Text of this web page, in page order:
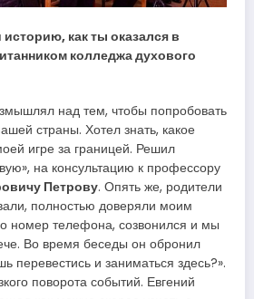
как ты оказался в
колледжа духового
над тем, чтобы попробовать
страны. Хотел знать, какое
игре за границей. Решил
на консультацию к профессору
Петрову. Опять же, родители
полностью доверяли моим
номер телефона, созвонился и мы
Во время беседы он обронил
перевестись и заниматься здесь?».
поворота событий. Евгений